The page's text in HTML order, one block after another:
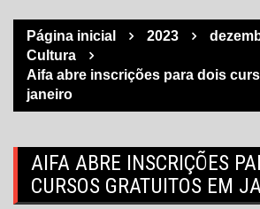
Página inicial 2023
Cultura
Aifa abre inscrições para dois
janeiro
AIFA ABRE INSCRIÇÕES
CURSOS GRATUITOS EM